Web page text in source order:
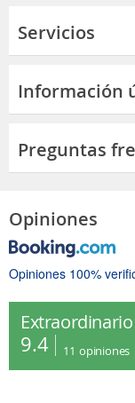
Servicios
Información
Preguntas
Opiniones
Opiniones 100%
Extraordinario
9.4 11 opiniones